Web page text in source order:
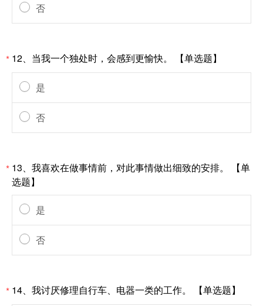
否
* 12、当我一个独处时，会感到更愉快。 【单选题】
是
否
* 13、我喜欢在做事情前，对此事情做出细致的安排。 【单
选题】
是
否
* 14、我讨厌修理自行车、电器一类的工作。 【单选题】